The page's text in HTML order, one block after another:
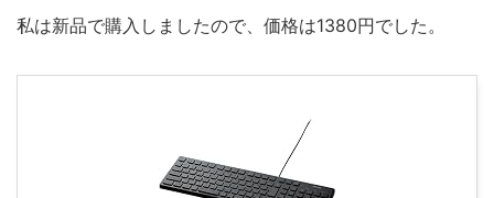
私は新品で購入しましたので、価格は1380円でした。